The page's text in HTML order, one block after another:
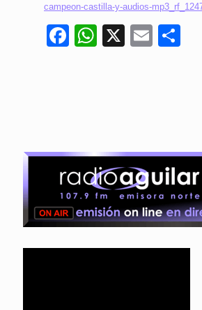
campeon-castilla-y-audios-
Facebook
WhatsApp
X Email